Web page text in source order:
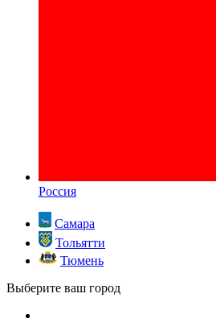
Россия
Самара
Тольятти
Тюмень
Выберите ваш город